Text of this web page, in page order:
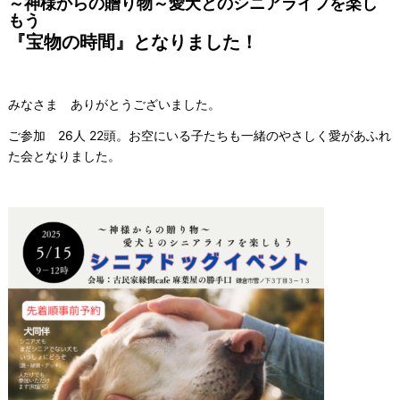
もう
『宝物の時間』となりました！
みなさま ありがとうございました。
ご参加 26人 22頭。お空にいる子たちも一緒のやさしく愛があふれ
た会となりました。